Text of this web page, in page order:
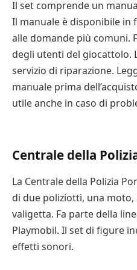
prosperare e a crescere.
Quest’anno, l’azienda ha
Playmobil: The Movie
film basati sul popolare
caratterizzato da un cast
originali. Includerà una
I giocattoli Playmobil non
il gioco di finzione. Sono
gioco creativo. Molti set
mobili e facce sorridenti,
usare la loro
Di recente, Playmobil ha
ricorda la USS Enterprise,
L’azienda ha anche
Prey, che presenta figure
non vogliono spendere un
disponibili molti altri set a
pupazzi sono dotati di
quarant’anni, i giocattoli di
bambini di tutto il mondo.
sano attraverso il gioco e
sicurezza.
Il set comprende un
Il manuale è disponibile in
alle domande più comuni.
degli utenti del giocattolo.
servizio di riparazione.
manuale prima
utile anche in caso di
Centrale della
La Centrale della Polizia
di due poliziotti, una
valigetta. Fa parte della
Playmobil. Il set di figure
effetti sonori.